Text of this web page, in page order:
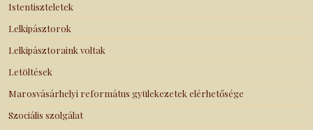
Istentiszteletek
Lelkipásztorok
Lelkipásztoraink voltak
Letöltések
Marosvásárhelyi református gyülekezetek elérhetősége
Szociális szolgálat